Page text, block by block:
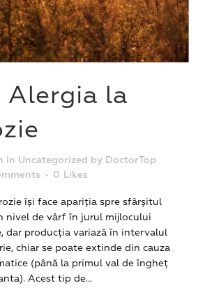
Alergia la
in Uncategorized by DoctorTop
0 Likes
își face apariția spre sfârșitul
nivel de vârf în jurul mijlocului
dar producția variază în intervalul
chiar se poate extinde din cauza
(până la primul val de îngheț
Acest tip de...